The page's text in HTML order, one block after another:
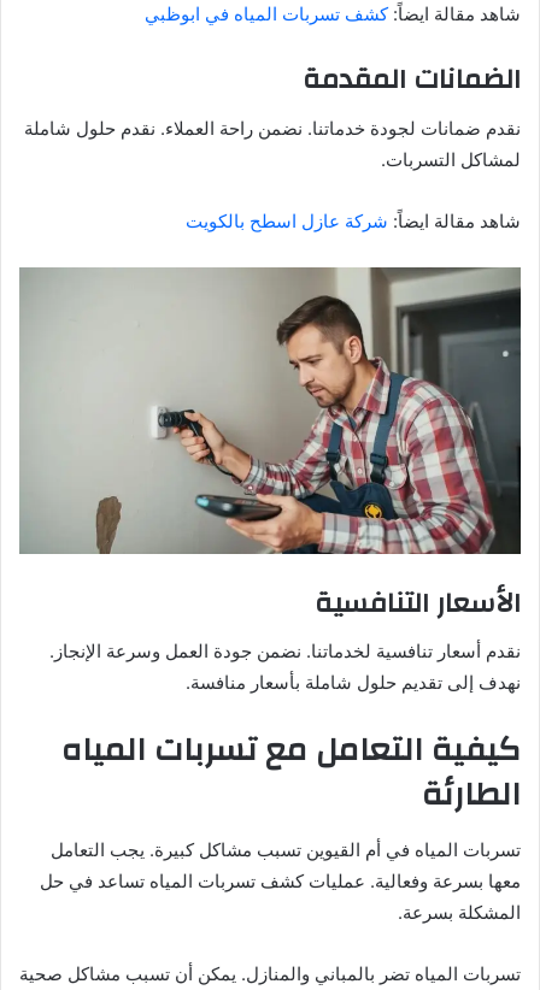
شاهد مقالة ايضاً:كشف تسربات المياه في ابوظبي
الضمانات المقدمة
نقدم ضمانات لجودة خدماتنا. نضمن راحة العملاء. نقدم حلول شاملة
لمشاكل التسربات.
شاهد مقالة ايضاً: شركة عازل اسطح بالكويت
الأسعار التنافسية
نقدم أسعار تنافسية لخدماتنا. نضمن جودة العمل وسرعة الإنجاز.
نهدف إلى تقديم حلول شاملة بأسعار منافسة.
كيفية التعامل مع تسربات المياه
الطارئة
تسربات المياه في أم القيوين تسبب مشاكل كبيرة. يجب التعامل
معها بسرعة وفعالية. عمليات كشف تسربات المياه تساعد في حل
المشكلة بسرعة.
تسربات المياه تضر بالمباني والمنازل. يمكن أن تسبب مشاكل صحية